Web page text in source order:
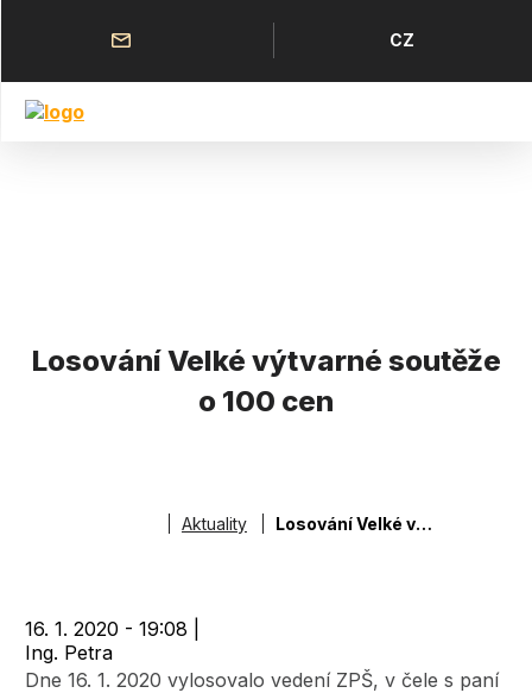
obsahu
Horní
menu
Jazyk
CZ
Losování Velké výtvarné soutěže
o 100 cen
DrobečkováAktuality Losování Velké výtvarné soutěže o 100 cen
16. 1. 2020 - 19:08
Ing. Petra
Dne 16. 1. 2020 vylosovalo vedení ZPŠ, v čele s paní